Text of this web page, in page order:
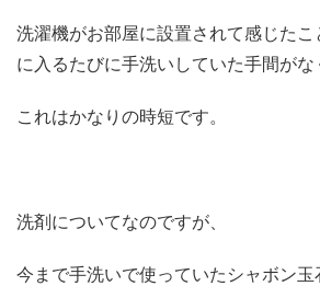
洗濯機がお部屋に設置されて感じた
に入るたびに手洗いしていた手間がな
これはかなりの時短です。
洗剤についてなのですが、
今まで手洗いで使っていたシャボン